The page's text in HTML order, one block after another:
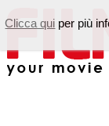
Clicca qui per più